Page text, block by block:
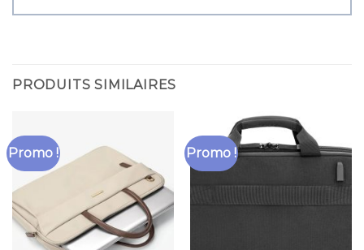
PRODUITS SIMILAIRES
Promo ! Promo !